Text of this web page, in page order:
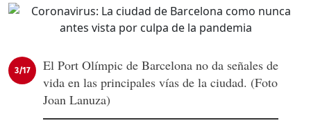
3/17
El Port Olímpic de Barcelona no da señales de
vida en las principales vías de la ciudad. (Foto
Joan Lanuza)